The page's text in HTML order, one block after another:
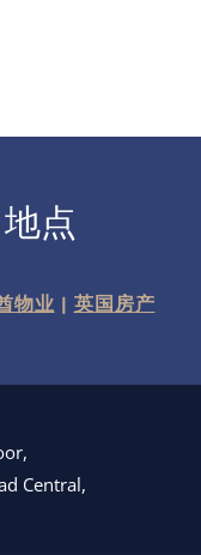
点
物业 | 英国房产
Central,